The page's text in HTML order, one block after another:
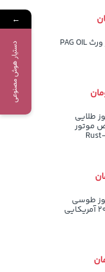
روغن کمپرسور ورث PAG OIL
طلایی
موتور
طوسی
تحمل درجه ۲۰۰۰ آمریکایی
←
دستیار هوش مصنوعی